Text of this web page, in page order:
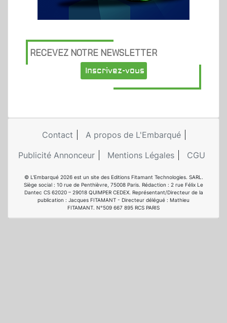
RECEVEZ NOTRE NEWSLETTER
Inscrivez-vous
Contact
A propos de L'Embarqué
Publicité Annonceur
Mentions Légales CGU
© L'Embarqué 2026 est un site des Editions Fitamant Technologies. SARL.
Siège social : 10 rue de Penthièvre, 75008 Paris. Rédaction : 2 rue Félix Le
Dantec CS 62020 – 29018 QUIMPER CEDEX. Représentant/Directeur de la
publication : Jacques FITAMANT - Directeur délégué : Mathieu
FITAMANT. N°509 667 895 RCS PARIS